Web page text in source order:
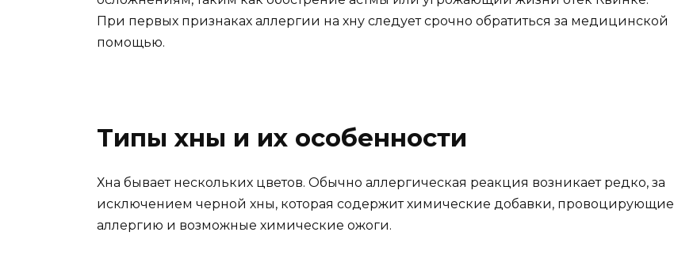
При первых признаках аллергии на хну следует срочно обратиться за медицинской
помощью.
Типы хны и их особенности
Хна бывает нескольких цветов. Обычно аллергическая реакция возникает редко, за
исключением черной хны, которая содержит химические добавки, провоцирующие
аллергию и возможные химические ожоги.